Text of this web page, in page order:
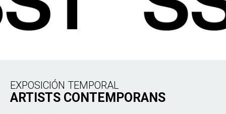
EXPOSICIÓN TEMPORAL
ARTISTS CONTEMPORANS